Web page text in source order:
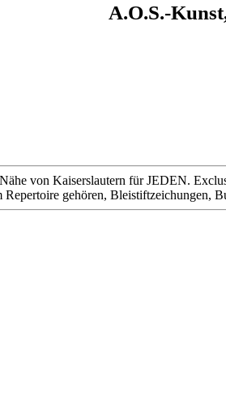
A.O.S.-
von Kaiserslautern für JEDEN.
Repertoire gehören, Bleistiftzeichungen,